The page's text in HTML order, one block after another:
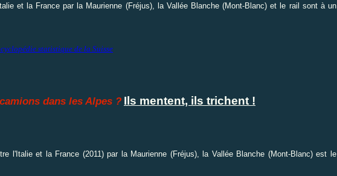
et la France par la Maurienne (Fréjus), la Vallée Blanche (Mont-Blanc) et le rail sont à un
statistique de la Suisse
dans les Alpes ? Ils mentent, ils trichent !
l'Italie et la France (2011) par la Maurienne (Fréjus), la Vallée Blanche (Mont-Blanc) est le